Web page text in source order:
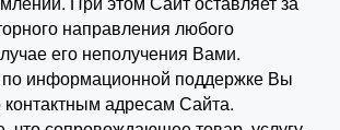
направления любого
его неполучения Вами.
информационной поддержке Вы
контактным адресам Сайта.